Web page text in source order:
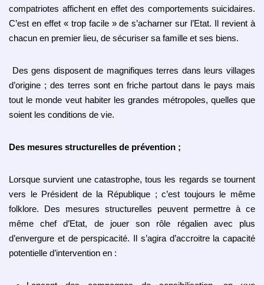
compatriotes affichent en effet des comportements suicidaires.
C’est en effet « trop facile » de s’acharner sur l’Etat. Il revient à
chacun en premier lieu, de sécuriser sa famille et ses biens.
Des gens disposent de magnifiques terres dans leurs villages
d’origine ; des terres sont en friche partout dans le pays mais
tout le monde veut habiter les grandes métropoles, quelles que
soient les conditions de vie.
Des mesures structurelles de prévention ;
Lorsque survient une catastrophe, tous les regards se tournent
vers le Président de la République ; c’est toujours le même
folklore. Des mesures structurelles peuvent permettre à ce
même chef d’Etat, de jouer son rôle régalien avec plus
d’envergure et de perspicacité. Il s’agira d’accroitre la capacité
potentielle d’intervention en :